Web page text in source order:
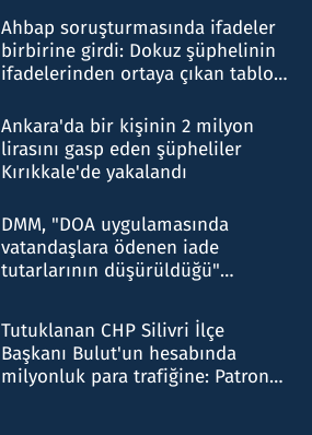
Ahbap soruşturmasında ifadeler
birbirine girdi: Dokuz şüphelinin
ifadelerinden ortaya çıkan tablo
Ankara'da bir kişinin 2 milyon
lirasını gasp eden şüpheliler
Kırıkkale'de yakalandı
DMM, "DOA uygulamasında
vatandaşlara ödenen iade
tutarlarının düşürüldüğü"
Tutuklanan CHP Silivri İlçe
Başkanı Bulut'un hesabında
milyonluk para trafiğine: Patron